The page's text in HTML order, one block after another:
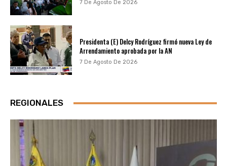
7 De Agosto De 2026
Presidenta (E) Delcy Rodríguez firmó nueva Ley de
Arrendamiento aprobada por la AN
7 De Agosto De 2026
REGIONALES